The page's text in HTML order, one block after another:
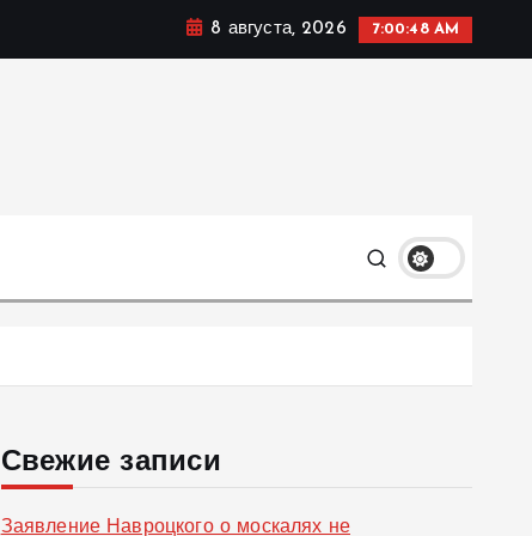
8 августа, 2026 7:00:49 AM
Свежие записи
Заявление Навроцкого о москалях не